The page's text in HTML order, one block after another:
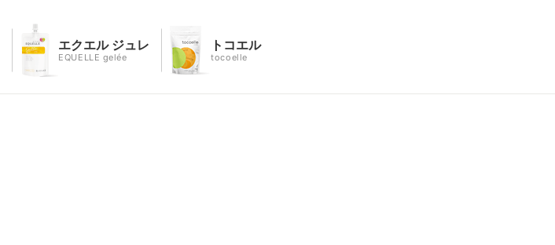
エクエル ジュレ
EQUELLE gelée
トコエル
tocoelle